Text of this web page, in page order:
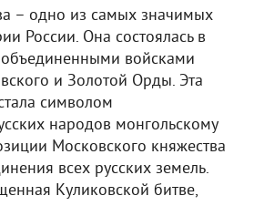
– одно из самых значимых
России. Она состоялась в
войсками
и Золотой Орды. Эта
символом
народов монгольскому
Московского княжества
всех русских земель.
Куликовской битве,